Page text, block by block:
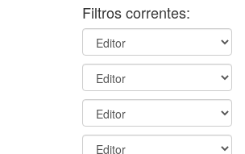
Filtros correntes: